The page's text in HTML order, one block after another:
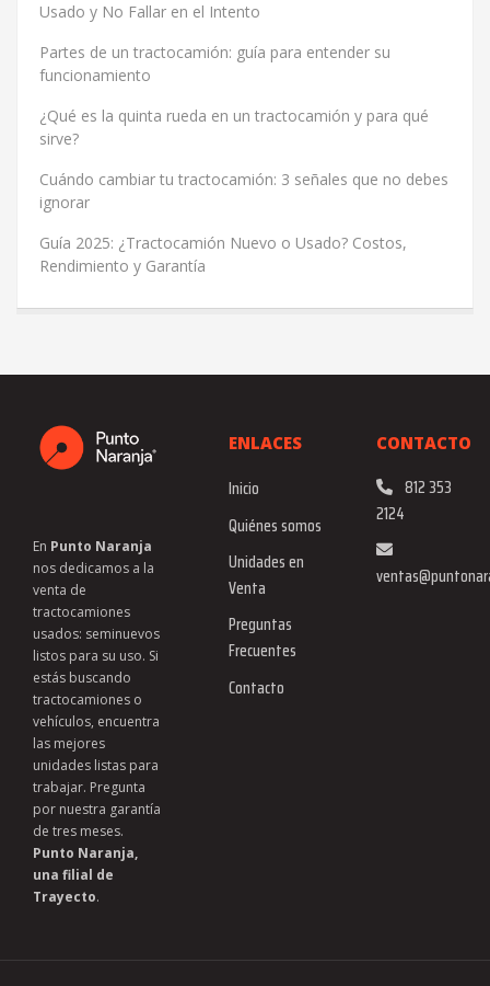
Usado y No Fallar en el Intento
Partes de un tractocamión: guía para entender su
funcionamiento
¿Qué es la quinta rueda en un tractocamión y para qué
sirve?
Cuándo cambiar tu tractocamión: 3 señales que no debes
ignorar
Guía 2025: ¿Tractocamión Nuevo o Usado? Costos,
Rendimiento y Garantía
En Punto Naranja
nos dedicamos a la
venta de
tractocamiones
usados: seminuevos
listos para su uso. Si
estás buscando
tractocamiones o
vehículos, encuentra
las mejores
unidades listas para
trabajar. Pregunta
por nuestra garantía
de tres meses. ​
Punto Naranja,
una filial de
Trayecto.
ENLACES
Inicio
Quiénes somos
Unidades en
Venta
Preguntas
Frecuentes
Contacto
CONTACTO
812 353
2124